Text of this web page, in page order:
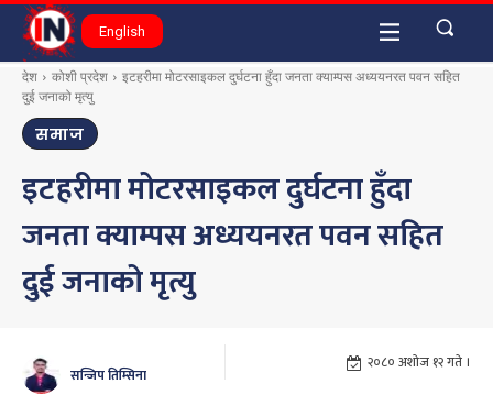
English
देश कोशी प्रदेश
इटहरीमा मोटरसाइकल दुर्घटना हुँदा जनता क्याम्पस अध्ययनरत पवन सहित
दुई जनाको मृत्यु
समाज
इटहरीमा मोटरसाइकल दुर्घटना हुँदा
जनता क्याम्पस अध्ययनरत पवन सहित
दुई जनाको मृत्यु
सन्जिप तिम्सिना
२०८० अशोज १२ गते ।